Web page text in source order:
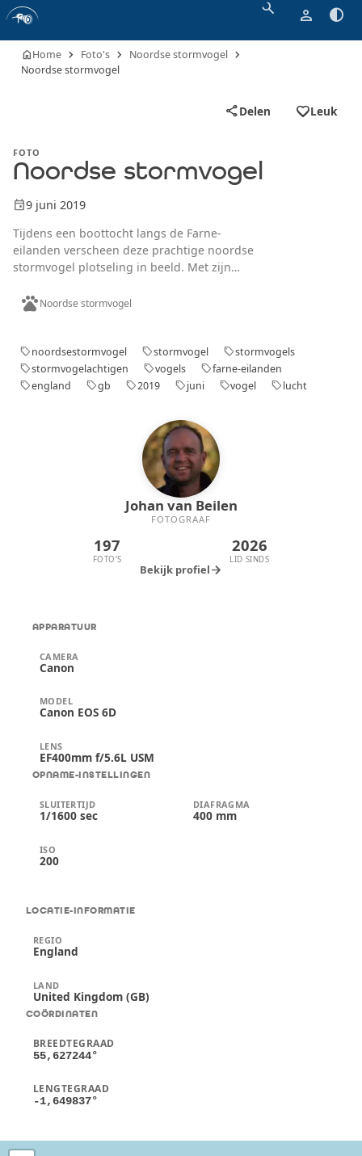
search person contrast
homeHome chevron_right Foto's chevron_right Noordse stormvogel chevron_right
Noordse stormvogel
shareDelen favorite_borderLeuk
FOTO
Noordse stormvogel
event9 juni 2019
Tijdens een boottocht langs de Farne-
eilanden verscheen deze prachtige noordse
stormvogel plotseling in beeld. Met zijn
langs, alsof hij even nieuwsgierig kwam
gelukkig lukte het precies op tijd. De
helderblauwe lucht en de rustige beweging
van de vogel maken deze opname extra
petsNoordse stormvogel
sellnoordsestormvogel sellstormvogel sellstormvogels
sellstormvogelachtigen sellvogels sellfarne-eilanden
sellengland sellgb sell2019 selljuni sellvogel selllucht
Johan van Beilen
FOTOGRAAF
197
FOTO'S
2026
LID SINDS
Bekijk profielarrow_forward
APPARATUUR
CAMERA
Canon
MODEL
Canon EOS 6D
LENS
EF400mm f/5.6L USM
OPNAME-INSTELLINGEN
SLUITERTIJD
1/1600 sec
DIAFRAGMA
400 mm
ISO
200
LOCATIE-INFORMATIE
REGIO
England
LAND
United Kingdom (GB)
COÖRDINATEN
BREEDTEGRAAD
55,627244°
LENGTEGRAAD
-1,649837°